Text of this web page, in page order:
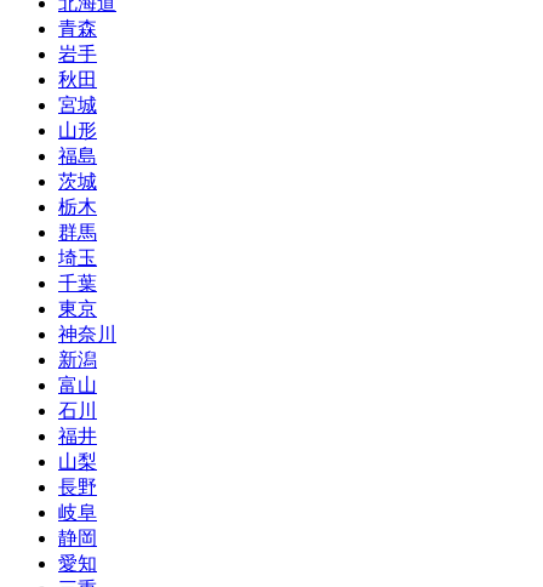
青森
岩手
秋田
宮城
山形
福島
茨城
栃木
群馬
埼玉
千葉
東京
神奈川
新潟
富山
石川
福井
山梨
長野
岐阜
静岡
愛知